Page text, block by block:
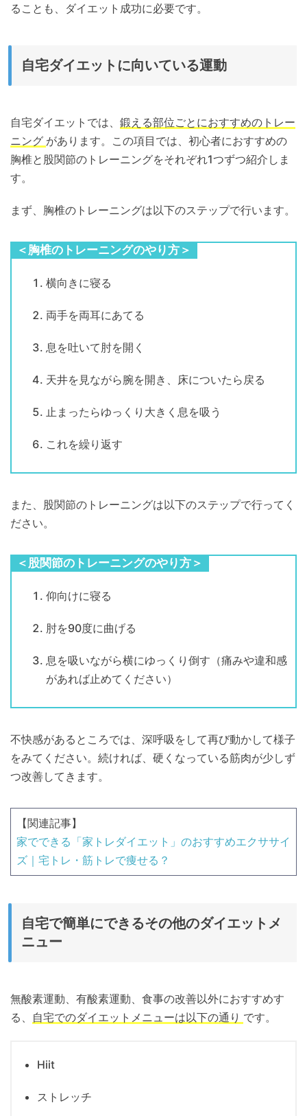
ることも、ダイエット成功に必要です。
自宅ダイエットに向いている運動
自宅ダイエットでは、 鍛える部位ごとにおすすめのトレー
ニング があります。この項目では、初心者におすすめの
胸椎と股関節のトレーニングをそれぞれ1つずつ紹介しま
す。
まず、胸椎のトレーニングは以下のステップで行います。
＜胸椎のトレーニングのやり方＞
横向きに寝る
両手を両耳にあてる
息を吐いて肘を開く
天井を見ながら腕を開き、床についたら戻る
止まったらゆっくり大きく息を吸う
これを繰り返す
また、股関節のトレーニングは以下のステップで行ってく
ださい。
＜股関節のトレーニングのやり方＞
仰向けに寝る
肘を90度に曲げる
息を吸いながら横にゆっくり倒す（痛みや違和感
があれば止めてください）
不快感があるところでは、深呼吸をして再び動かして様子
をみてください。続ければ、硬くなっている筋肉が少しず
つ改善してきます。
【関連記事】
家でできる「家トレダイエット」のおすすめエクササイ
ズ｜宅トレ・筋トレで痩せる？
自宅で簡単にできるその他のダイエットメ
ニュー
無酸素運動、有酸素運動、食事の改善以外におすすめす
る、 自宅でのダイエットメニューは以下の通り です。
Hiit
ストレッチ